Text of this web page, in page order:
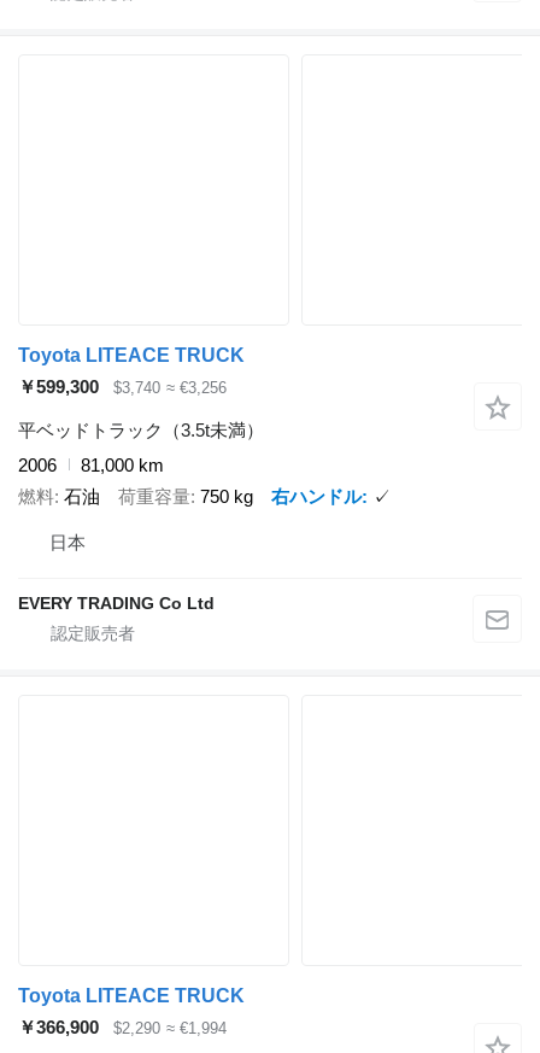
Toyota LITEACE TRUCK
￥599,300
$3,740 ≈ €3,256
平ベッドトラック（3.5t未満）
2006
81,000 km
燃料 石油 荷重容量 750 kg 右ハンドル ✓
日本
EVERY TRADING Co Ltd
Toyota LITEACE TRUCK
￥366,900
$2,290 ≈ €1,994